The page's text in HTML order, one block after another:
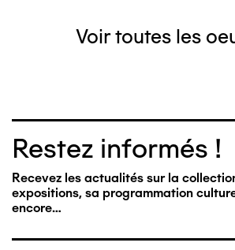
Voir toutes les
Restez informés !
Recevez les actualités sur la
expositions, sa programmation
encore…